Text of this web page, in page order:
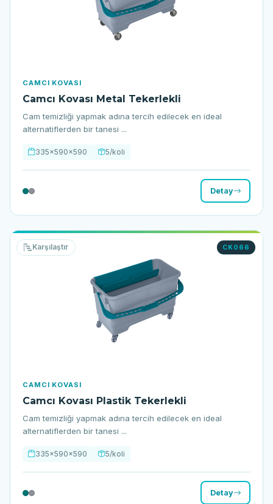
CAMCI KOVASI
Camcı Kovası Metal Tekerlekli
Cam temizliği yapmak adına tercih edilecek en ideal
alternatiflerden bir tanesi ...
335x590x590 5/koli
Detay
CK066
Karşılaştır
CAMCI KOVASI
Camcı Kovası Plastik Tekerlekli
Cam temizliği yapmak adına tercih edilecek en ideal
alternatiflerden bir tanesi ...
335x590x590 5/koli
Detay